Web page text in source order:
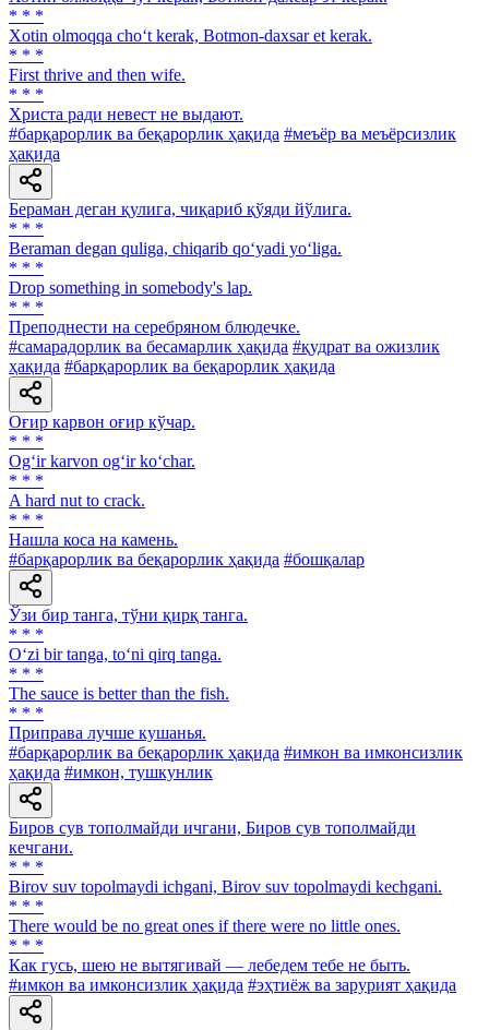
* * *
Xotin olmoqqa cho‘t kerak, Botmon-daxsar et kerak.
* * *
First thrive and then wife.
* * *
Христа ради невест не выдают.
#барқарорлик ва беқарорлик ҳақида #меъёр ва меъёрсизлик
ҳақида
Бераман деган қулига, чиқариб қўяди йўлига.
* * *
Beraman degan quliga, chiqarib qo‘yadi yo‘liga.
* * *
Drop something in somebody's lap.
* * *
Преподнести на серебряном блюдечке.
#самарадорлик ва бесамарлик ҳақида #қудрат ва ожизлик
ҳақида #барқарорлик ва беқарорлик ҳақида
Оғир карвон оғир кўчар.
* * *
Og‘ir karvon og‘ir ko‘char.
* * *
A hard nut to crack.
* * *
Нашла коса на камень.
#барқарорлик ва беқарорлик ҳақида #бошқалар
Ўзи бир танга, тўни қирқ танга.
* * *
O‘zi bir tanga, to‘ni qirq tanga.
* * *
The sauce is better than the fish.
* * *
Приправа лучше кушанья.
#барқарорлик ва беқарорлик ҳақида #имкон ва имконсизлик
ҳақида #имкон, тушкунлик
Биров сув тополмайди ичгани, Биров сув тополмайди
кечгани.
* * *
Birov suv topolmaydi ichgani, Birov suv topolmaydi kechgani.
* * *
There would be no great ones if there were no little ones.
* * *
Как гусь, шею не вытягивай — лебедем тебе не быть.
#имкон ва имконсизлик ҳақида #эҳтиёж ва зарурият ҳақида